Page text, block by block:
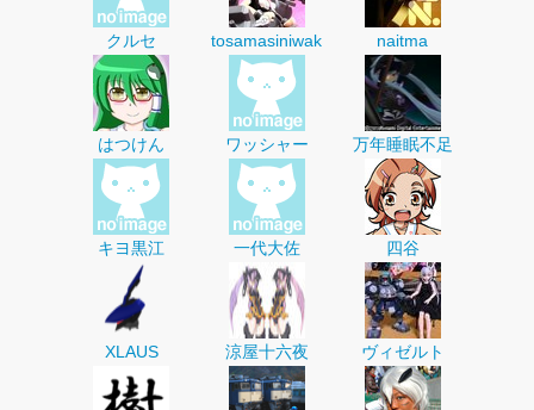
クルセ tosamasiniwak naitma
はつけん ワッシャー 万年睡眠不足
キヨ黒江 一代大佐 四谷
XLAUS 涼屋十六夜 ヴィゼルト